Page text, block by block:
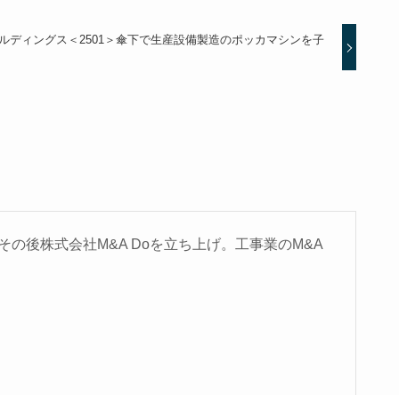
ディングス＜2501＞傘下で生産設備製造のポッカマシンを子
の後株式会社M&A Doを立ち上げ。工事業のM&A